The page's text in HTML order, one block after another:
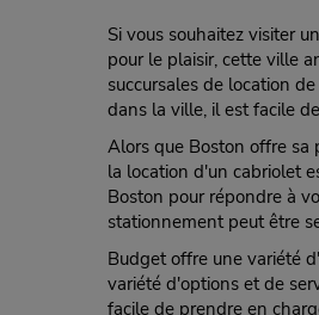
4 Boston Seaport
2 Seaport Ln,
Boston, MA,
Si vous souhaitez visiter
pour le plaisir, cette ville
succursales de location
dans la ville, il est facile
Alors que Boston offre sa
la location d'un cabriolet
Boston pour répondre à
stationnement peut être
Budget offre une variété
variété d'options et de
facile de prendre en